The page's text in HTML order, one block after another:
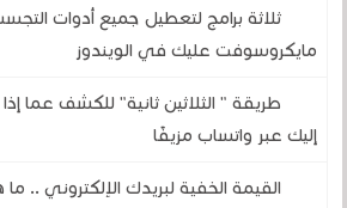
ثلاثة برامج لتعطيل جميع أدوات
مايكروسوفت عليك في الويندوز
طريقة " الثلاثين ثانية" للكشف عما
إليك عبر واتساب مزيفًا
القيمة الخفية لبريدك الإلكتروني .. ما